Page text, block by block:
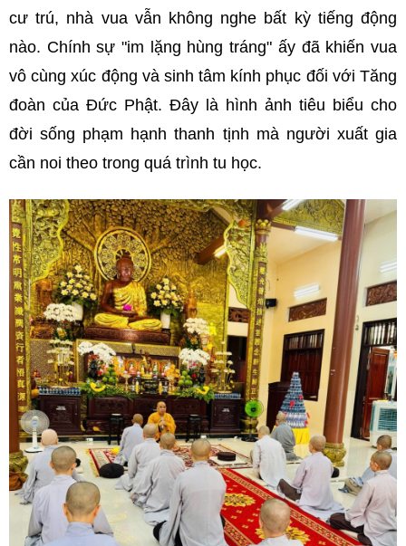
cư trú, nhà vua vẫn không nghe bất kỳ tiếng động
nào. Chính sự "im lặng hùng tráng" ấy đã khiến vua
vô cùng xúc động và sinh tâm kính phục đối với Tăng
đoàn của Đức Phật. Đây là hình ảnh tiêu biểu cho
đời sống phạm hạnh thanh tịnh mà người xuất gia
cần noi theo trong quá trình tu học.